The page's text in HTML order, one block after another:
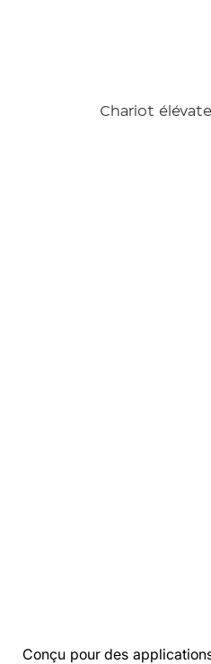
Chariot
Conçu pour des